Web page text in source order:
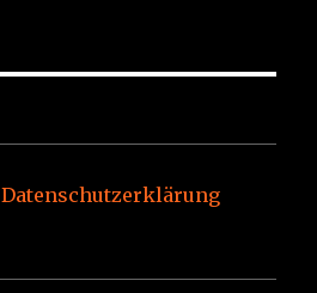
Datenschutzerklärung